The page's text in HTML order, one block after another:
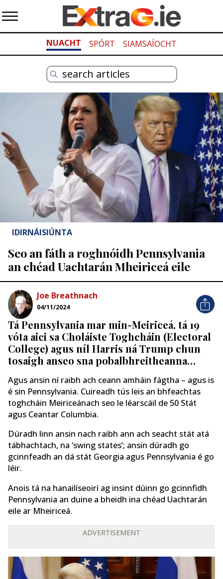
NUACHT SPÓRT SIAMSAÍOCHT
IDIRNÁISIÚNTA
Seo an fáth a roghnóidh Pennsylvania
an chéad Uachtarán Mheiriceá eile
Joe Breathnach
04/11/2024
Tá Pennsylvania mar min-Meiriceá, tá 19
vóta aici sa Choláiste Toghcháin (Electoral
College) agus níl Harris ná Trump chun
tosaigh anseo sna pobalbhreitheanna…
Agus ansin ní raibh ach ceann amháin fágtha – agus is
é sin Pennsylvania. Cuireadh tús leis an bhfeachtas
toghcháin Meiriceánach seo le léarscáil de 50 Stát
agus Ceantar Columbia.
Dúradh linn ansin nach raibh ann ach seacht stát atá
tábhachtach, na ‘swing states’; ansin dúradh go
gcinnfeadh an dá stát Georgia agus Pennsylvania é go
léir.
Anois tá na hanailíseoirí ag insint dúinn go gcinnfidh
Pennsylvania an duine a bheidh ina chéad Uachtarán
eile ar Mheiriceá.
ADVERTISEMENT